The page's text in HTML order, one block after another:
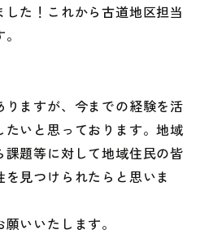
た！これから古道地区担当
ますが、今までの経験を活
いと思っております。地域
題等に対して地域住民の皆
見つけられたらと思いま
いいたします。